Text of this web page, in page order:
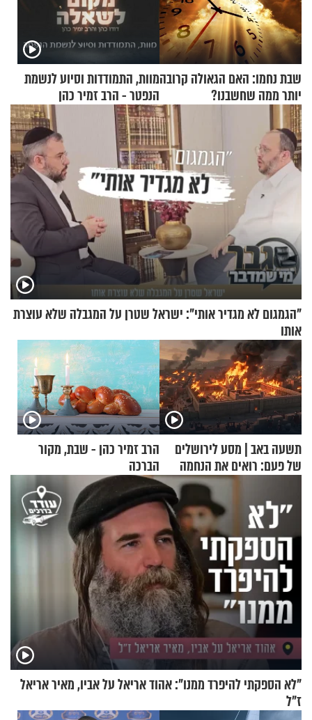
שבת נחמו: האם הגאולה קרובה
יותר ממה שחשבנו?
מוות, התמודדות וסיוע לנשמת
הנפטר - הרב זמיר כהן
"הגמגום לא מגדיר אותי": ישראל שטרן על המגבלה שלא עוצרת
אותו
תשעה באב | מסע לירושלים
של פעם: רואים את הנחמה
הרב זמיר כהן - שבת, מקור
הברכה
"לא הספקתי להיפרד ממנו": אהוד אריאל על אביו, מאיר אריאל
ז"ל